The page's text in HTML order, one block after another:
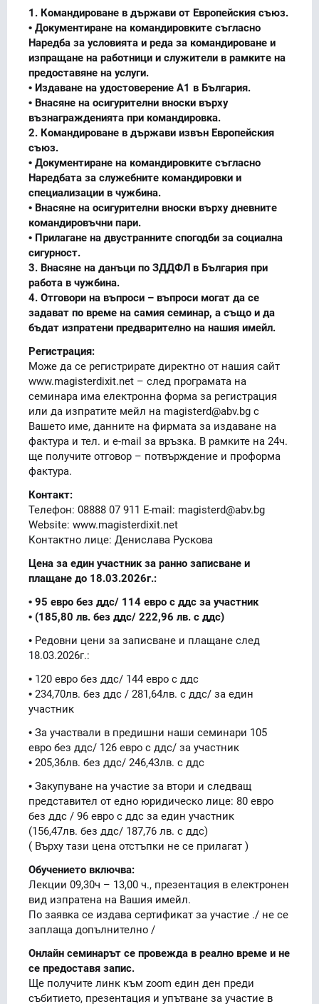
1. Командироване в държави от Европейския съюз.
• Документиране на командировките съгласно
Наредба за условията и реда за командироване и
изпращане на работници и служители в рамките на
предоставяне на услуги.
• Издаване на удостоверение А1 в България.
• Внасяне на осигурителни вноски върху
възнагражденията при командировка.
2. Командироване в държави извън Европейския
съюз.
• Документиране на командировките съгласно
Наредбата за служебните командировки и
специализации в чужбина.
• Внасяне на осигурителни вноски върху дневните
командировъчни пари.
• Прилагане на двустранните спогодби за социална
сигурност.
3. Внасяне на данъци по ЗДДФЛ в България при
работа в чужбина.
4. Отговори на въпроси – въпроси могат да се
задават по време на самия семинар, а също и да
бъдат изпратени предварително на нашия имейл.
Регистрация:
Може да се регистрирате директно от нашия сайт
www.magisterdixit.net – след програмата на
семинара има електронна форма за регистрация
или да изпратите мейл на magisterd@abv.bg с
Вашето име, данните на фирмата за издаване на
фактура и тел. и e-mail за връзка. В рамките на 24ч.
ще получите отговор – потвърждение и проформа
фактура.
Контакт:
Телефон: 08888 07 911 E-mail: magisterd@abv.bg
Website: www.magisterdixit.net
Контактно лице: Денислава Рускова
Цена за един участник за ранно записване и
плащане до 18.03.2026г.:
• 95 евро без ддс/ 114 евро с ддс за участник
• (185,80 лв. без ддс/ 222,96 лв. с ддс)
• Редовни цени за записване и плащане след
18.03.2026г.:
• 120 евро без ддс/ 144 евро с ддс
• 234,70лв. без ддс / 281,64лв. с ддс/ за един
участник
• За участвали в предишни наши семинари 105
евро без ддс/ 126 евро с ддс/ за участник
• 205,36лв. без ддс/ 246,43лв. с ддс
• Закупуване на участие за втори и следващ
представител от едно юридическо лице: 80 евро
без ддс / 96 евро с ддс за един участник
(156,47лв. без ддс/ 187,76 лв. с ддс)
( Върху тази цена отстъпки не се прилагат )
Обучението включва:
Лекции 09,30ч – 13,00 ч., презентация в електронен
вид изпратена на Вашия имейл.
По заявка се издава сертификат за участие ./ не се
заплаща допълнително /
Онлайн семинарът се провежда в реално време и не
се предоставя запис.
Ще получите линк към zoom един ден преди
събитието, презентация и упътване за участие в